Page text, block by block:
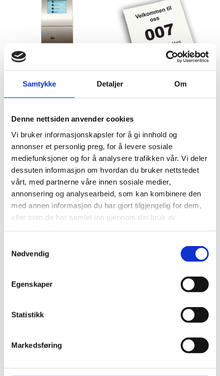
Samtykke Detaljer Om
Denne nettsiden anvender cookies
Vi bruker informasjonskapsler for å gi innhold og
annonser et personlig preg, for å levere sosiale
mediefunksjoner og for å analysere trafikken vår. Vi deler
dessuten informasjon om hvordan du bruker nettstedet
vårt, med partnerne våre innen sosiale medier,
annonsering og analysearbeid, som kan kombinere den
med annen informasjon du har gjort tilgjengelig for dem,
eller som de har samlet inn gjennom din bruk av
Nødvendig
Egenskaper
Statistikk
Markedsføring
Nemoq Nummerautomater Orginale Nemoq Kølapper
Nemoq display Handlevogner
Rollerbasket Babyseter til handlevogn